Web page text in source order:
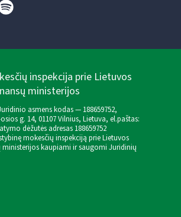
inspekcija prie Lietuvos
ministerijos
asmens kodas — 188659752,
g. 14, 01107 Vilnius, Lietuva, el.paštas:
dėžutės adresas 188659752
mokesčių inspekciją prie Lietuvos
ministerijos kaupiami ir saugomi Juridinių